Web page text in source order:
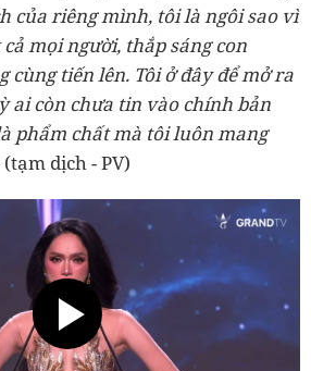
của riêng mình, tôi là ngôi sao vì
mọi người, thắp sáng con
cùng tiến lên. Tôi ở đây để mở ra
ai còn chưa tin vào chính bản
phẩm chất mà tôi luôn mang
(tạm dịch - PV)